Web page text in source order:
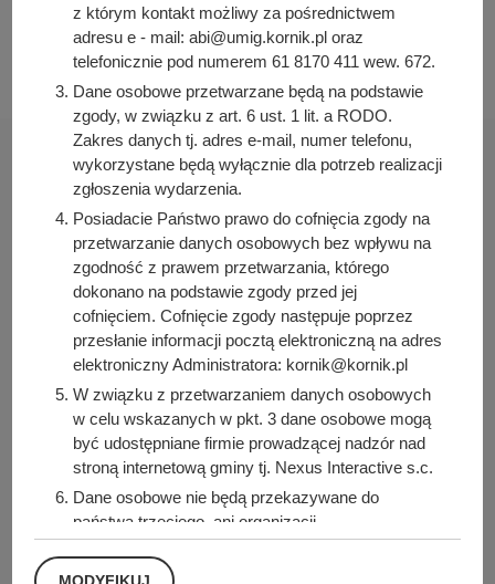
E-mail
Urząd Miasta i Gminy w Kórniku
Pl. Niepodległości 1
62-035 Kórnik
Nr konta bankowego:
26 9076 0008 2001 0000 0215 0002
Sprawdź także
Śledź nas na
Facebook
z którym kontakt możliwy za pośrednictwem
adresu e - mail: abi@umig.kornik.pl oraz
telefonicznie pod numerem 61 8170 411 wew. 672.
Dane osobowe przetwarzane będą na podstawie
zgody, w związku z art. 6 ust. 1 lit. a RODO.
Zakres danych tj. adres e-mail, numer telefonu,
wykorzystane będą wyłącznie dla potrzeb realizacji
zgłoszenia wydarzenia.
Posiadacie Państwo prawo do cofnięcia zgody na
przetwarzanie danych osobowych bez wpływu na
zgodność z prawem przetwarzania, którego
dokonano na podstawie zgody przed jej
cofnięciem. Cofnięcie zgody następuje poprzez
przesłanie informacji pocztą elektroniczną na adres
elektroniczny Administratora: kornik@kornik.pl
W związku z przetwarzaniem danych osobowych
w celu wskazanych w pkt. 3 dane osobowe mogą
być udostępniane firmie prowadzącej nadzór nad
stroną internetową gminy tj. Nexus Interactive s.c.
Dane osobowe nie będą przekazywane do
państwa trzeciego, ani organizacji
międzynarodowej.
Przy przetwarzaniu danych osobowych nie będzie